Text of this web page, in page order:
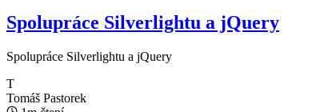
Spolupráce Silverlightu a jQuery
Spolupráce Silverlightu a jQuery
T
Tomáš Pastorek